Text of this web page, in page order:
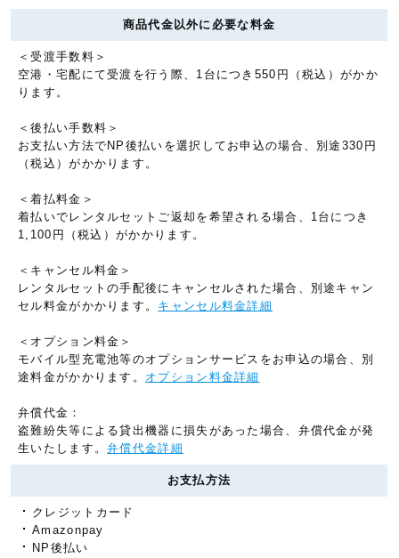
商品代金以外に必要な料金
＜受渡手数料＞
空港・宅配にて受渡を行う際、1台につき550円（税込）がかか
ります。
＜後払い手数料＞
お支払い方法でNP後払いを選択してお申込の場合、別途330円
（税込）がかかります。
＜着払料金＞
着払いでレンタルセットご返却を希望される場合、1台につき
1,100円（税込）がかかります。
＜キャンセル料金＞
レンタルセットの手配後にキャンセルされた場合、別途キャン
セル料金がかかります。 キャンセル料金詳細
＜オプション料金＞
モバイル型充電池等のオプションサービスをお申込の場合、別
途料金がかかります。 オプション料金詳細
弁償代金：
盗難紛失等による貸出機器に損失があった場合、弁償代金が発
生いたします。弁償代金詳細
お支払方法
クレジットカード
Amazonpay
NP後払い